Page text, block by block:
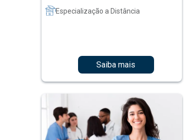
Especialização a Distância
Saiba mais